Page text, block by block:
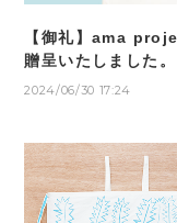
【御礼】ama
贈呈いたしました。
2024/06/30 17:24